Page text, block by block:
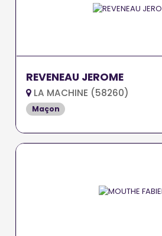
REVENEAU JEROME
LA MACHINE (58260)
Maçon